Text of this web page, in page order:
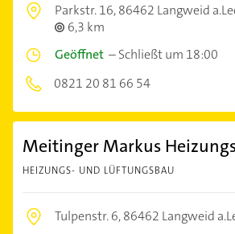
Parkstr. 16,86462 Langweid
6,3 km
Geöffnet –Schließt um 18:00
0821 20 81 66 54
Meitinger Markus
HEIZUNGS- UND LÜFTUNGSBAU
Tulpenstr. 6,86462 Langweid